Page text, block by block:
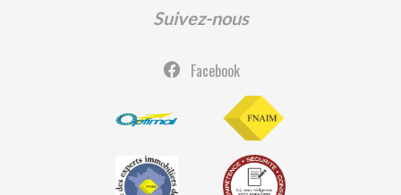
Suivez-nous
Facebook